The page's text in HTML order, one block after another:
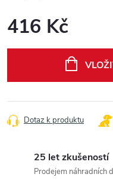
416 Kč
Dotaz k produktu
25 let zkušeností
Prodejem náhradních